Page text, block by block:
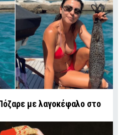
με λαγοκέφαλο στο